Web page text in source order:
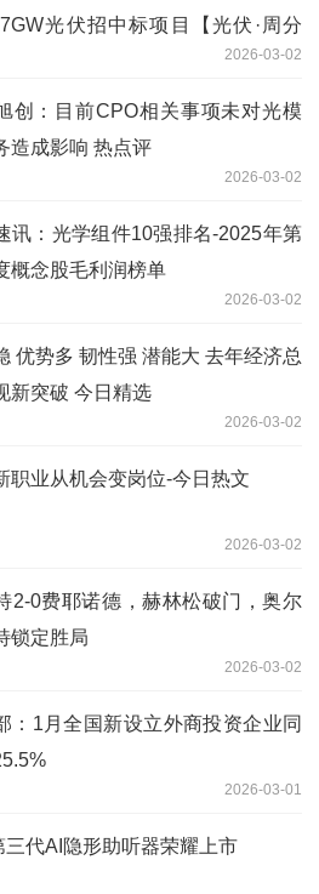
光伏招中标项目【光伏·周分
2026-03-02
创：目前CPO相关事项未对光模
造成影响 热点评
2026-03-02
讯：光学组件10强排名-2025年第
概念股毛利润榜单
2026-03-02
优势多 韧性强 潜能大 去年经济总
新突破 今日精选
2026-03-02
职业从机会变岗位-今日热文
2026-03-02
2-0费耶诺德，赫林松破门，奥尔
锁定胜局
2026-03-02
：1月全国新设立外商投资企业同
2026-03-01
代AI隐形助听器荣耀上市